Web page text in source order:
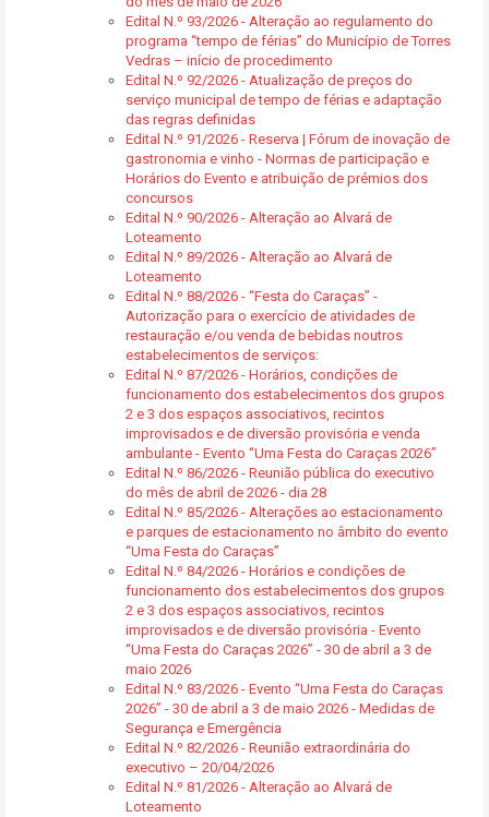
Edital N.º 93/2026 - Alteração ao regulamento do
programa “tempo de férias” do Município de Torres
Vedras – início de procedimento
Edital N.º 92/2026 - Atualização de preços do
serviço municipal de tempo de férias e adaptação
das regras definidas
Edital N.º 91/2026 - Reserva | Fórum de inovação de
gastronomia e vinho - Normas de participação e
Horários do Evento e atribuição de prémios dos
concursos
Edital N.º 90/2026 - Alteração ao Alvará de
Loteamento
Edital N.º 89/2026 - Alteração ao Alvará de
Loteamento
Edital N.º 88/2026 - “Festa do Caraças” -
Autorização para o exercício de atividades de
restauração e/ou venda de bebidas noutros
estabelecimentos de serviços:
Edital N.º 87/2026 - Horários, condições de
funcionamento dos estabelecimentos dos grupos
2 e 3 dos espaços associativos, recintos
improvisados e de diversão provisória e venda
ambulante - Evento “Uma Festa do Caraças 2026”
Edital N.º 86/2026 - Reunião pública do executivo
do mês de abril de 2026 - dia 28
Edital N.º 85/2026 - Alterações ao estacionamento
e parques de estacionamento no âmbito do evento
“Uma Festa do Caraças”
Edital N.º 84/2026 - Horários e condições de
funcionamento dos estabelecimentos dos grupos
2 e 3 dos espaços associativos, recintos
improvisados e de diversão provisória - Evento
“Uma Festa do Caraças 2026” - 30 de abril a 3 de
maio 2026
Edital N.º 83/2026 - Evento “Uma Festa do Caraças
2026” - 30 de abril a 3 de maio 2026 - Medidas de
Segurança e Emergência
Edital N.º 82/2026 - Reunião extraordinária do
executivo – 20/04/2026
Edital N.º 81/2026 - Alteração ao Alvará de
Loteamento